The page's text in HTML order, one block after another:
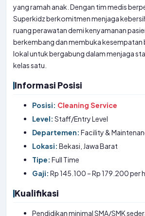
yang ramah anak. Dengan tim medis
Superkidz berkomitmen menjaga
ruang perawatan demi kenyamanan
berkembang dan membuka kesempatan
lokal untuk bergabung dalam menjaga
kelas satu.
Informasi Posisi
Posisi: Cleaning Service
Level: Staff/Entry Level
Departemen: Facility &
Lokasi: Bekasi, Jawa Barat
Tipe: Full Time
Gaji: Rp 145.100 – Rp 179.200 per
Kualifikasi
Pendidikan minimal SMA/SMK